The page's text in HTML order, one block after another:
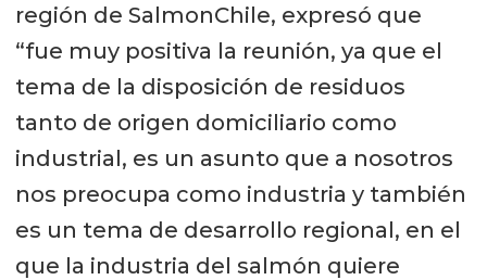
región de SalmonChile, expresó que
“fue muy positiva la reunión, ya que el
tema de la disposición de residuos
tanto de origen domiciliario como
industrial, es un asunto que a nosotros
nos preocupa como industria y también
es un tema de desarrollo regional, en el
que la industria del salmón quiere